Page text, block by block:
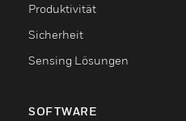
Produktivität
Sicherheit
Sensing Lösungen
SOFTWARE